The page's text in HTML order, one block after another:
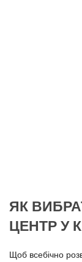
ЯК
ЦЕНТР У
Щоб всебічно